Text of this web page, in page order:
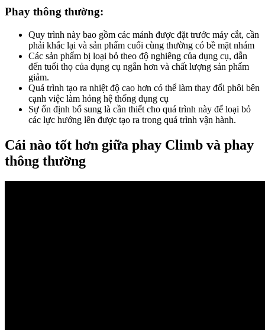
Phay thông thường:
Quy trình này bao gồm các mảnh được đặt trước máy cắt, cần
phải khắc lại và sản phẩm cuối cùng thường có bề mặt nhám
Các sản phẩm bị loại bỏ theo độ nghiêng của dụng cụ, dẫn
đến tuổi thọ của dụng cụ ngắn hơn và chất lượng sản phẩm
giảm.
Quá trình tạo ra nhiệt độ cao hơn có thể làm thay đổi phôi bên
cạnh việc làm hỏng hệ thống dụng cụ
Sự ổn định bổ sung là cần thiết cho quá trình này để loại bỏ
các lực hướng lên được tạo ra trong quá trình vận hành.
Cái nào tốt hơn giữa phay Climb và phay
thông thường